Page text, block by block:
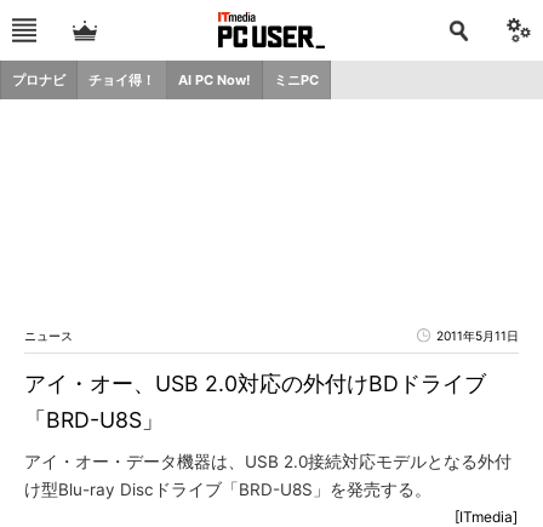
プロナビ チョイ得！ AI PC Now! ミニPC
ニュース 2011年5月11日
アイ・オー、USB 2.0対応の外付けBDドライブ
「BRD-U8S」
アイ・オー・データ機器は、USB 2.0接続対応モデルとなる外付
け型Blu-ray Discドライブ「BRD-U8S」を発売する。
[ITmedia]